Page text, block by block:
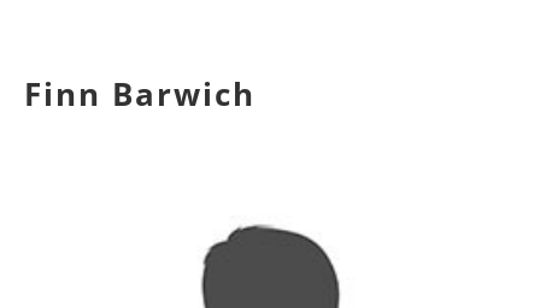
Finn Barwich